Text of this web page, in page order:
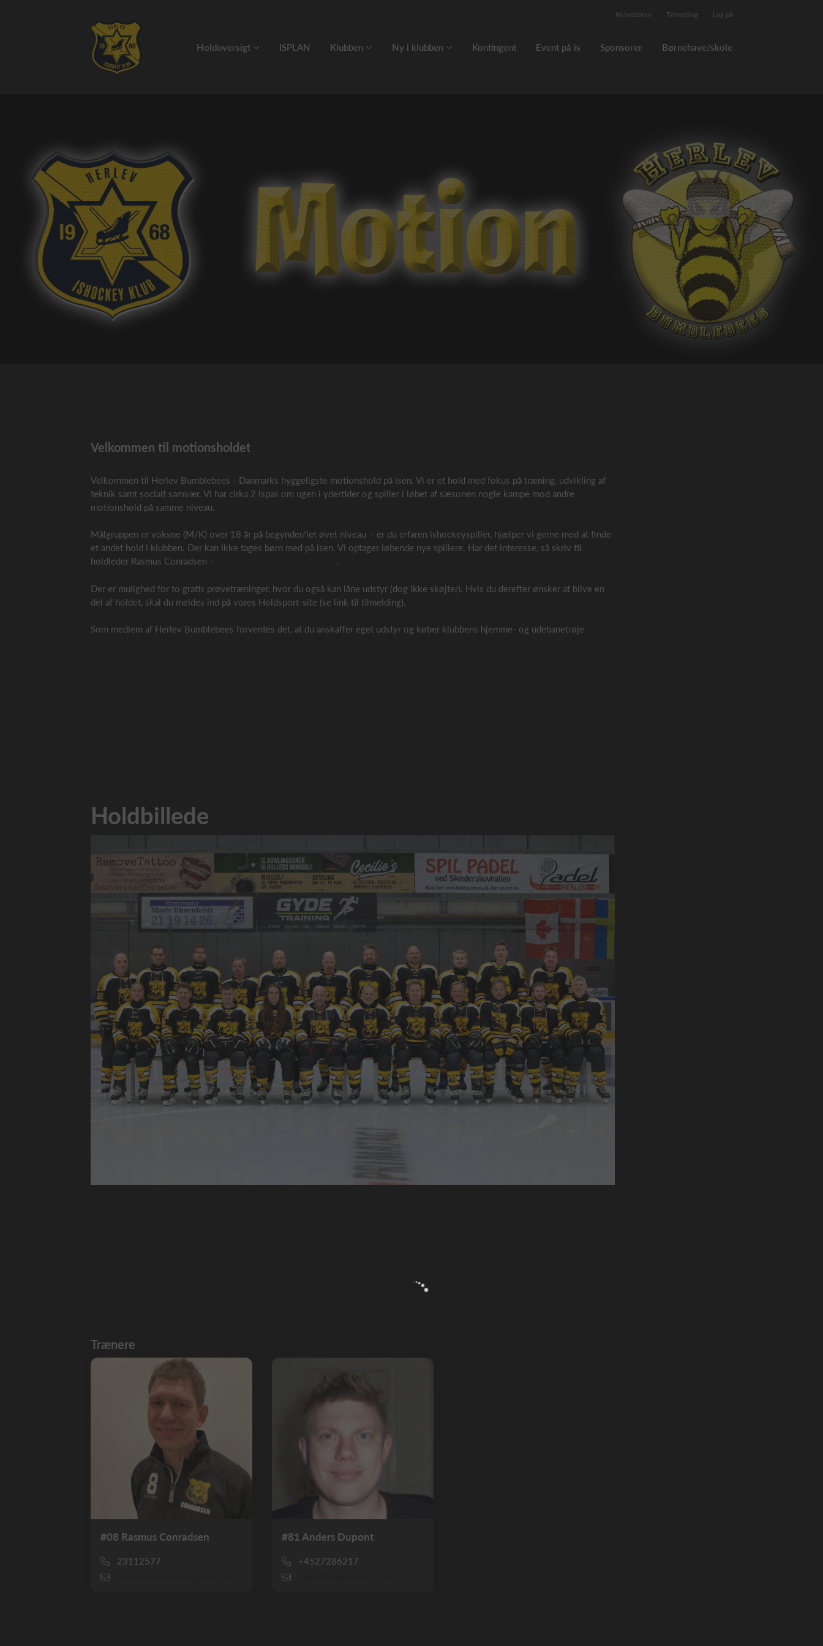
Nyhedsbrev Tilmelding Log på
Holdoversigt ISPLAN Klubben Ny i klubben Kontingent Event på is Sponsorer Børnehave/skole
Velkommen til motionsholdet
Velkommen til Herlev Bumblebees - Danmarks hyggeligste motionshold på isen. Vi er et hold med fokus på træning, udvikling af
teknik samt socialt samvær. Vi har cirka 2 ispas om ugen i ydertider og spiller i løbet af sæsonen nogle kampe mod andre
motionshold på samme niveau.
Målgruppen er voksne (M/K) over 18 år på begynder/let øvet niveau – er du erfaren ishockeyspiller, hjælper vi gerne med at finde
et andet hold i klubben. Der kan ikke tages børn med på isen. Vi optager løbende nye spillere. Har det interesse, så skriv til
holdleder Rasmus Conradsen -
.
Der er mulighed for to gratis prøvetræninger, hvor du også kan låne udstyr (dog ikke skøjter). Hvis du derefter ønsker at blive en
del af holdet, skal du meldes ind på vores Holdsport-site (se link til tilmelding).
Som medlem af Herlev Bumblebees forventes det, at du anskaffer eget udstyr og køber klubbens hjemme- og udebanetrøje.
Holdbillede
Trænere
#08 Rasmus Conradsen
23112577
#81 Anders Dupont
+4527286217